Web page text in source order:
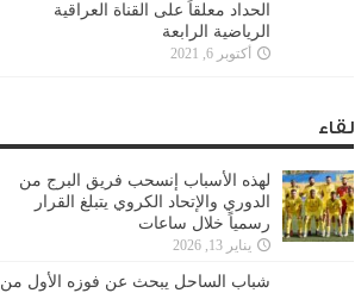
الحداد معلقاً على القناة العراقية
الرياضية الرابعة
أكتوبر 6, 2021
لقاء
لهذه الأسباب إنسحب فريق البرج من
الدوري والإتحاد الكروي يتبلغ القرار
رسمياً خلال ساعات
يناير 13, 2026
شباب الساحل يبحث عن فوزه الأول من